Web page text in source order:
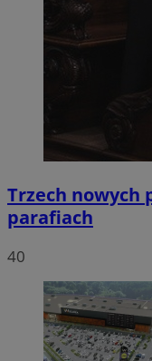
Trzech nowych
parafiach
40